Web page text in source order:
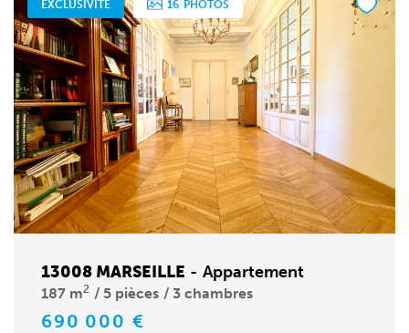
EXCLUSIVITÉ 16 PHOTOS
13008 MARSEILLE - Appartement
187 m2 5 pièces 3 chambres
690 000 €